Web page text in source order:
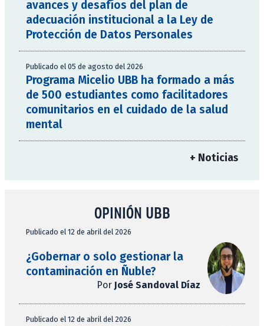
avances y desafíos del plan de
adecuación institucional a la Ley de
Protección de Datos Personales
Publicado el 05 de agosto del 2026
Programa Micelio UBB ha formado a más
de 500 estudiantes como facilitadores
comunitarios en el cuidado de la salud
mental
+ Noticias
OPINIÓN UBB
Publicado el 12 de abril del 2026
¿Gobernar o solo gestionar la
contaminación en Ñuble?
Por José Sandoval Díaz
Publicado el 12 de abril del 2026